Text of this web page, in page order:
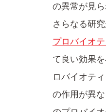
の異常が見
さらなる研究
プロバイオ
て良い効果
ロバイオテ
の作用が異